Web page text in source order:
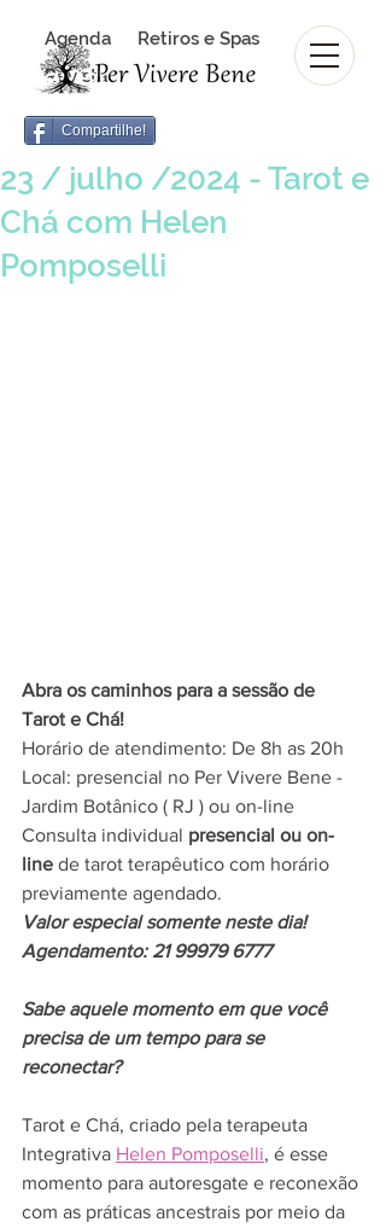
Agenda
Revista
Retiros e Spas
Revista Per Vivere Bene
Compartilhe!
23 / julho /2024 - Tarot e
Chá com Helen
Pomposelli
Abra os caminhos para a sessão de
Tarot e Chá!
Horário de atendimento: De 8h as 20h
Local: presencial no Per Vivere Bene -
Jardim Botânico ( RJ ) ou on-line
Consulta individual presencial ou on-
line de tarot terapêutico com horário
previamente agendado.
Valor especial somente neste dia!
Agendamento: 21 99979 6777
Sabe aquele momento em que você
precisa de um tempo para se
reconectar?
Tarot e Chá, criado pela terapeuta
Integrativa Helen Pomposelli, é esse
momento para autoresgate e reconexão
com as práticas ancestrais por meio da